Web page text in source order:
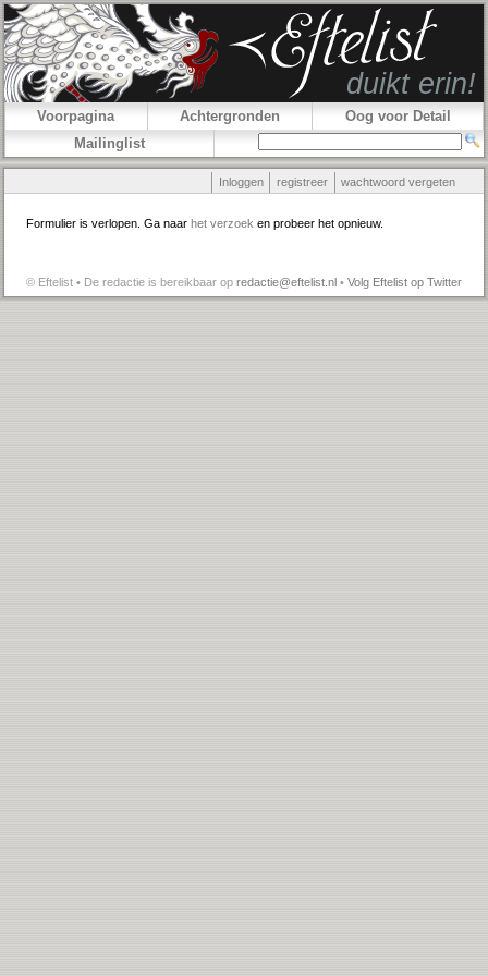
Voorpagina Achtergronden
Oog voor Detail
Mailinglist
Inloggen registreer wachtwoord vergeten
Formulier is verlopen. Ga naar het verzoek en probeer het opnieuw.
© Eftelist • De redactie is bereikbaar op redactie@eftelist.nl • Volg Eftelist op Twitter